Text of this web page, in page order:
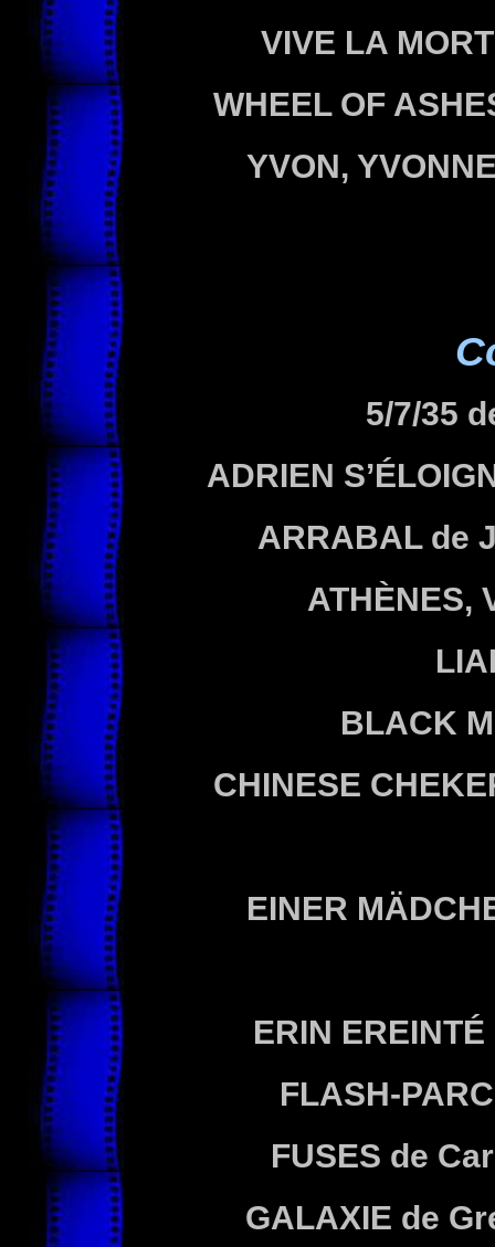
VIVE LA MORT
WHEEL OF
YVON,
5/7/35
ADRIEN
ARRABALde
ATHÈNES,
BLACK
CHINESE
EINER
ERIN EREINTÉ
FLASH-PARC
FUSES de
GALAXIE de